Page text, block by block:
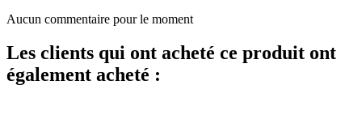
Aucun commentaire pour le moment
Les clients qui ont acheté ce produit ont
également acheté :